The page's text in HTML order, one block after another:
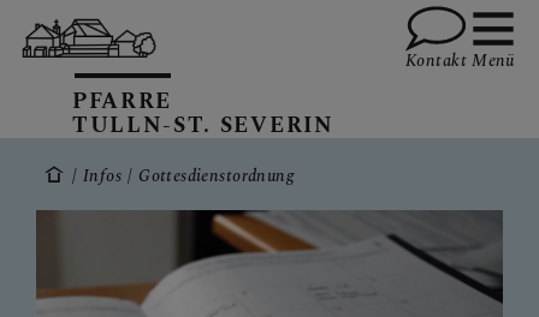
GRUPPEN
PFARRE
TULLN-ST. SEVERIN
Kontakt Menü
Infos Gottesdienstordnung